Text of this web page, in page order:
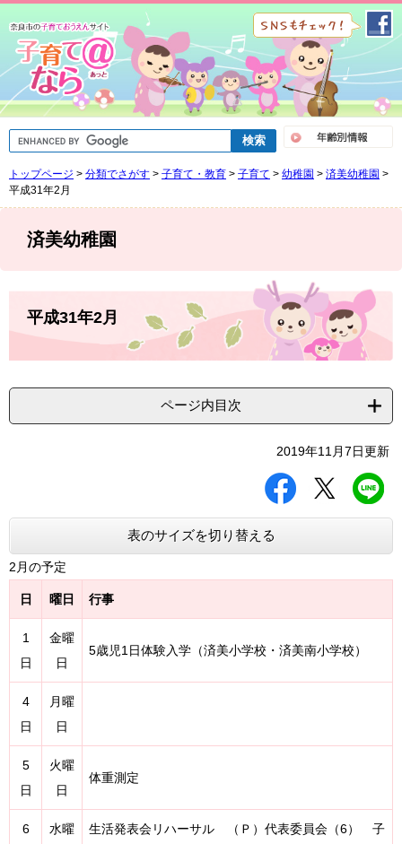
ー
の
頭
で
ニ
ー
飛
ば
本
o
g
l
トップページ > 分類でさがす > 子育て・教育 > 子育て > 幼稚園 > 済美幼稚園 >
平成31年2月
済美幼稚園
本
平成31年2月
ページ内目次
2019年11月7日更新
る
送
表のサイズを切り替える
2月の予定
日 曜日 行事
1
日
金曜
日
5歳児1日体験入学（済美小学校・済美南小学校）
4
日
月曜
日
5
日
火曜
日
体重測定
6
水曜
生活発表会リハーサル （Ｐ）代表委員会（6） 子